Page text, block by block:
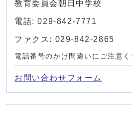
教育委員会朝日中学校
電話: 029-842-7771
ファクス: 029-842-2865
電話番号のかけ間違いにご注意く
お問い合わせフォーム